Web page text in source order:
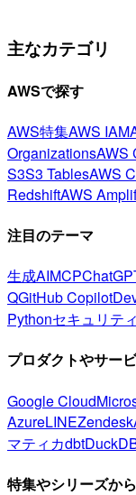
主なカテゴリ
AWSで探す
AWS特集AWS IAM
OrganizationsAWS
S3S3 TablesAWS
RedshiftAWS
注目のテーマ
生成AIMCP
QGitHub Copilot
Pythonセキュリティ
プロダクトやサー
Google Cloud
AzureLINEZendesk
マティカdbt
特集やシリーズか